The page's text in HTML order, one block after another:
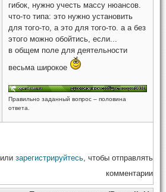
гибок, нужно учесть массу нюансов.
что-то типа: это нужно установить
для того-то, а это для того-то. а а без
этого можно обойтись, если...
в общем поле для деятельности
весьма широкое
Правильно заданный вопрос – половина
ответа.
или зарегистрируйтесь , чтобы отправлять
комментарии